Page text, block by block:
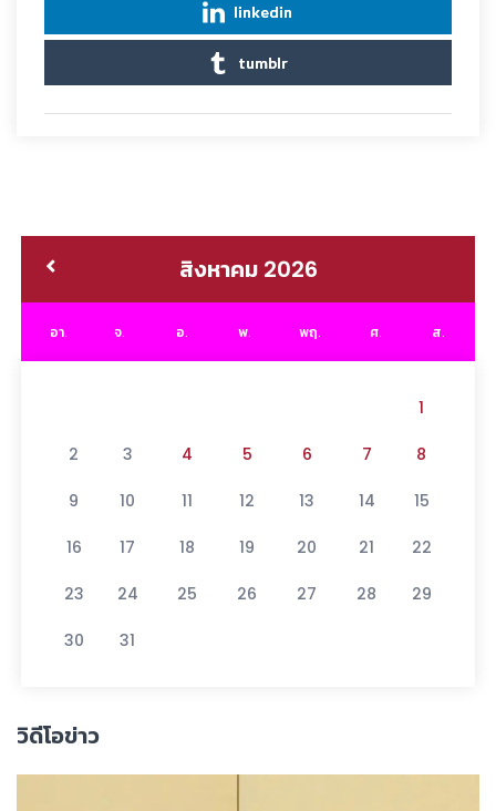
linkedin
tumblr
สิงหาคม 2026
อา. จ. อ. พ. พฤ. ศ. ส.
1
2 3 4 5 6 7 8
9 10 11 12 13 14 15
16 17 18 19 20 21 22
23 24 25 26 27 28 29
30 31
วิดีโอข่าว